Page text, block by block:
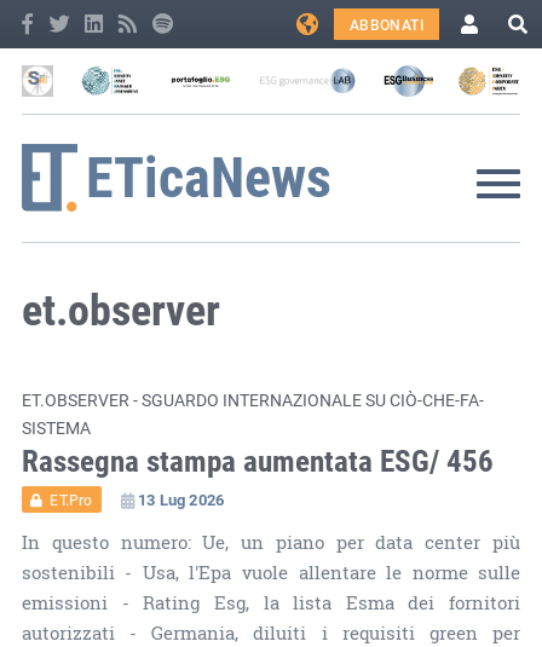
ABBONATI
et.observer
ET.OBSERVER - SGUARDO INTERNAZIONALE SU CIÒ-CHE-FA-
SISTEMA
Rassegna stampa aumentata ESG/ 456
ET.Pro 13 Lug 2026
In questo numero: Ue, un piano per data center più
sostenibili - Usa, l'Epa vuole allentare le norme sulle
emissioni - Rating Esg, la lista Esma dei fornitori
autorizzati - Germania, diluiti i requisiti green per